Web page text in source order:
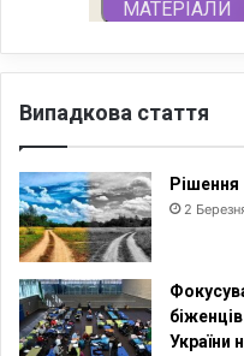
Випадкова стаття
Рішення
2
України